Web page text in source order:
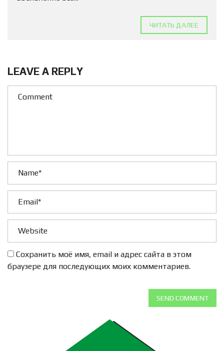
ЧИТАТЬ ДАЛЕЕ
LEAVE A REPLY
Сохранить моё имя, email и адрес сайта в этом
браузере для последующих моих комментариев.
SEND COMMENT